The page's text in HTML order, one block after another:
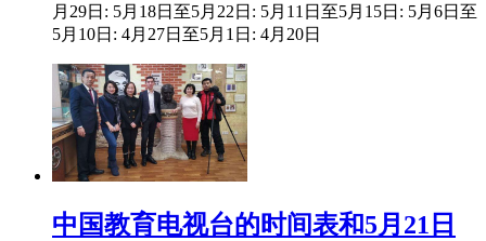
月29日: 5月18日至5月22日: 5月11日至5月15日: 5月6日至
5月10日: 4月27日至5月1日: 4月20日
中国教育电视台的时间表和5月21日